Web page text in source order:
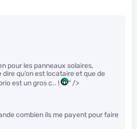
pour les panneaux solaires,
dire qu’on est locataire et que de
est un gros c.. !
" />
combien ils me payent pour faire